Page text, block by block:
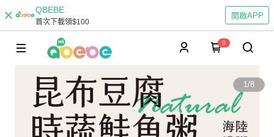
QBEBE
首次下載領$100
開啟APP
0
1/8